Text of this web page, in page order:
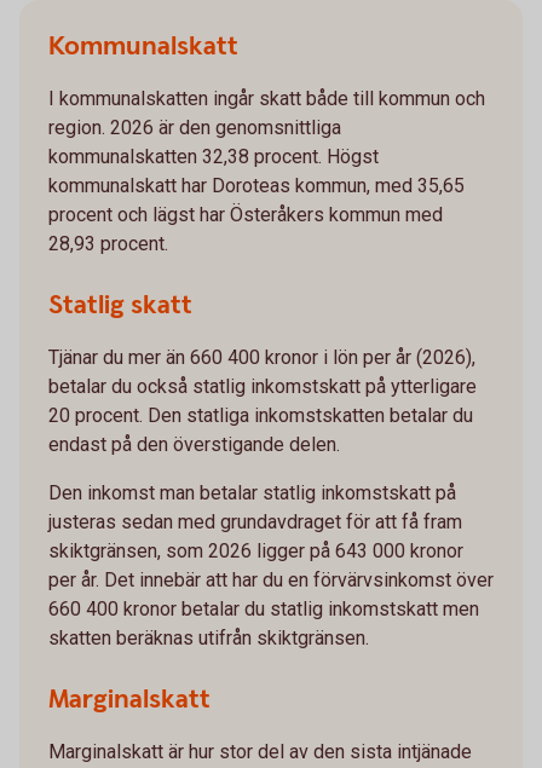
Kommunalskatt
I kommunalskatten ingår skatt både till kommun och
region. 2026 är den genomsnittliga
kommunalskatten 32,38 procent. Högst
kommunalskatt har Doroteas kommun, med 35,65
procent och lägst har Österåkers kommun med
28,93 procent.
Statlig skatt
Tjänar du mer än 660 400 kronor i lön per år (2026),
betalar du också statlig inkomstskatt på ytterligare
20 procent. Den statliga inkomstskatten betalar du
endast på den överstigande delen.
Den inkomst man betalar statlig inkomstskatt på
justeras sedan med grundavdraget för att få fram
skiktgränsen, som 2026 ligger på 643 000 kronor
per år. Det innebär att har du en förvärvsinkomst över
660 400 kronor betalar du statlig inkomstskatt men
skatten beräknas utifrån skiktgränsen.
Marginalskatt
Marginalskatt är hur stor del av den sista intjänade